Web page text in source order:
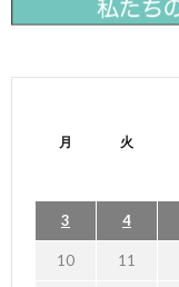
月 火
3 4
10 11